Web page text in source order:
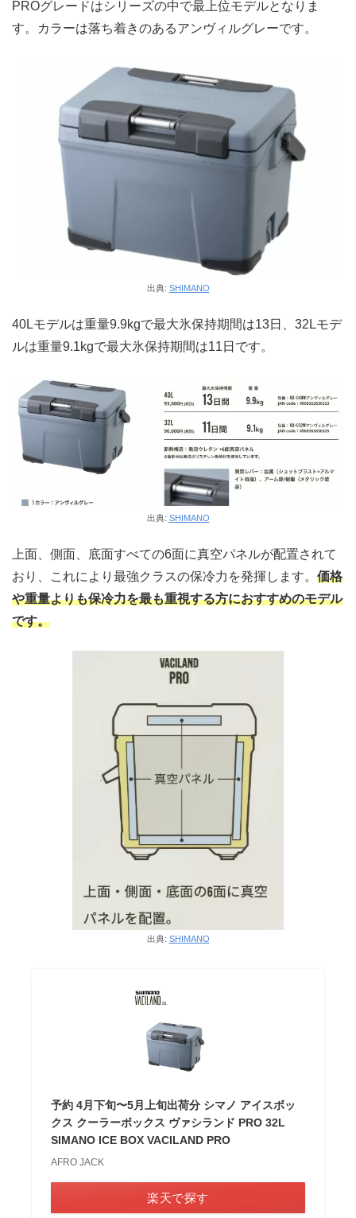
PROグレードはシリーズの中で最上位モデルとなりま
す。カラーは落ち着きのあるアンヴィルグレーです。
出典: SHIMANO
40Lモデルは重量9.9kgで最大氷保持期間は13日、32Lモデ
ルは重量9.1kgで最大氷保持期間は11日です。
出典: SHIMANO
上面、側面、底面すべての6面に真空パネルが配置されて
おり、これにより最強クラスの保冷力を発揮します。 価格
や重量よりも保冷力を最も重視する方におすすめのモデル
です。
出典: SHIMANO
予約 4月下旬〜5月上旬出荷分 シマノ アイスボッ
クス クーラーボックス ヴァシランド PRO 32L
SIMANO ICE BOX VACILAND PRO
AFRO JACK
楽天で探す